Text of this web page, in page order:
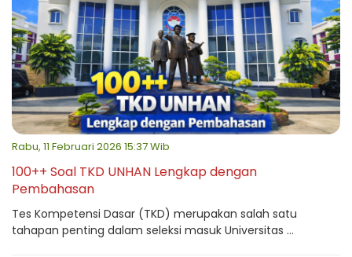
Rabu, 11 Februari 2026 15:37 Wib
100++ Soal TKD UNHAN Lengkap dengan
Pembahasan
Tes Kompetensi Dasar (TKD) merupakan salah satu
tahapan penting dalam seleksi masuk Universitas ...